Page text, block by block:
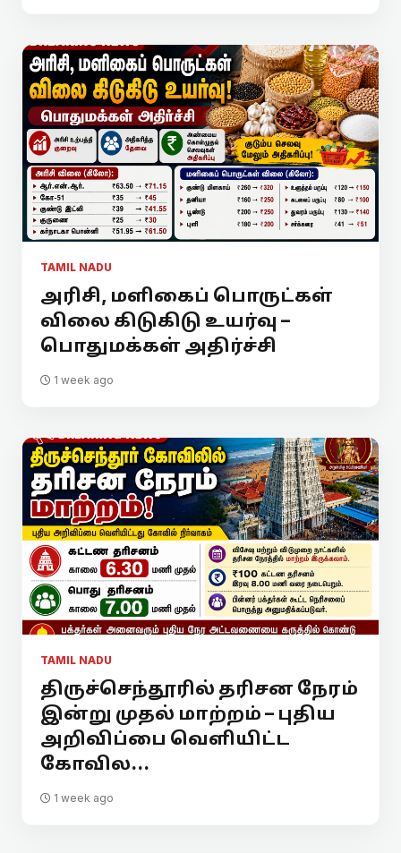
TAMIL NADU
அரிசி, மளிகைப் பொருட்கள்
விலை கிடுகிடு உயர்வு –
பொதுமக்கள் அதிர்ச்சி
1 week ago
TAMIL NADU
திருச்செந்தூரில் தரிசன நேரம்
இன்று முதல் மாற்றம் – புதிய
அறிவிப்பை வெளியிட்ட
கோவில...
1 week ago